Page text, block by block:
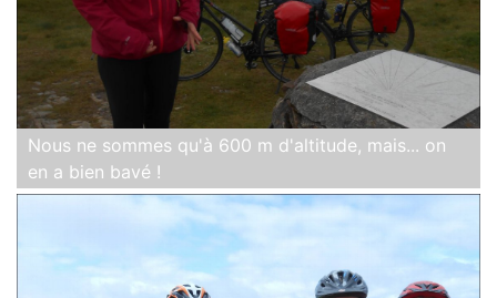
Nous ne sommes qu'à 600 m d'altitude, mais... on
en a bien bavé !